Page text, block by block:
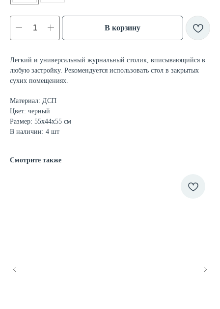
В корзину
Легкий и универсальный журнальный столик, вписывающийся в
любую застройку. Рекомендуется использовать стол в закрытых
сухих помещениях.
Материал: ДСП
Цвет: черный
Размер: 55х44х55 см
В наличии: 4 шт
Смотрите также